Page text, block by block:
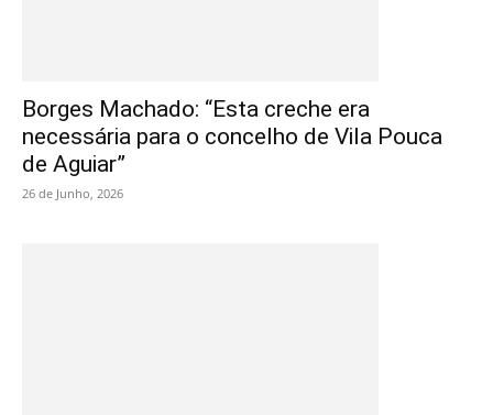
Borges Machado: “Esta creche era
necessária para o concelho de Vila Pouca
de Aguiar”
26 de Junho, 2026